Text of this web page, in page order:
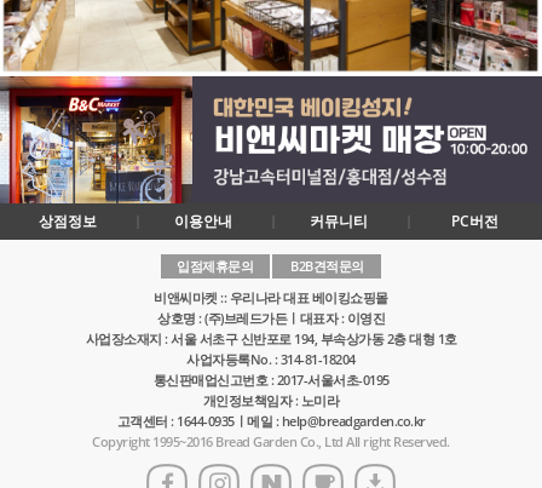
상점정보 이용안내 커뮤니티 PC버전
입점제휴문의
B2B견적문의
비앤씨마켓 :: 우리나라 대표 베이킹쇼핑몰
상호명 : (주)브레드가든ㅣ대표자 : 이영진
사업장소재지 : 서울 서초구 신반포로 194, 부속상가동 2층 대형 1호
사업자등록No. : 314-81-18204
통신판매업신고번호 : 2017-서울서초-0195
개인정보책임자 : 노미라
고객센터 : 1644-0935ㅣ메일 : help@breadgarden.co.kr
Copyright 1995~2016 Bread Garden Co., Ltd All right Reserved.